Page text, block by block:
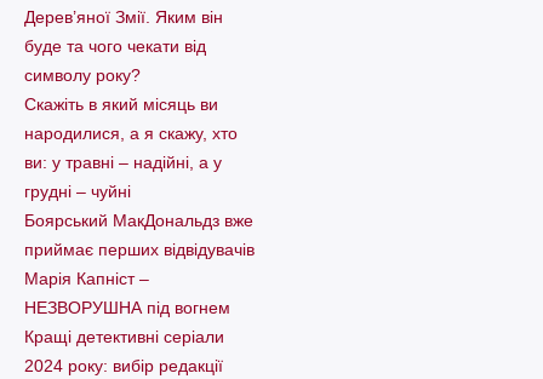
Дерев’яної Змії. Яким він
буде та чого чекати від
символу року?
Скажіть в який місяць ви
народилися, а я скажу, хто
ви: у травні – надійні, а у
грудні – чуйні
Боярський МакДональдз вже
приймає перших відвідувачів
Марія Капніст –
НЕЗВОРУШНА під вогнем
Кращі детективні серіали
2024 року: вибір редакції